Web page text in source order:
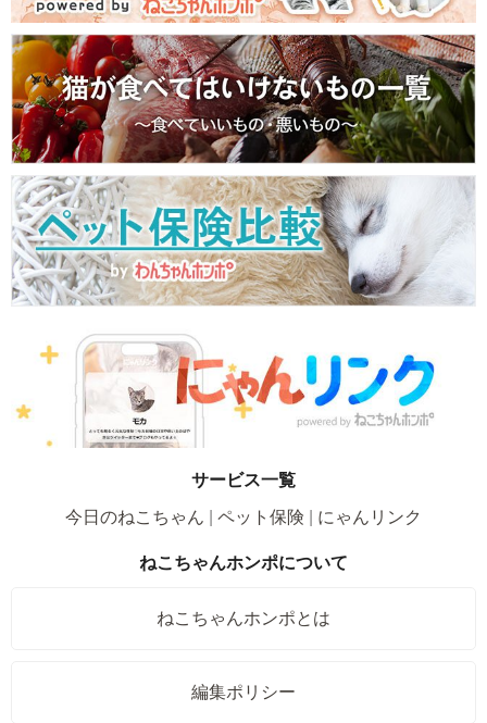
サービス一覧
今日のねこちゃん
ペット保険 にゃんリンク
ねこちゃんホンポについて
ねこちゃんホンポとは
編集ポリシー